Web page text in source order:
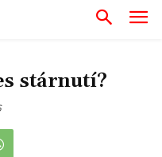
stárnutí?